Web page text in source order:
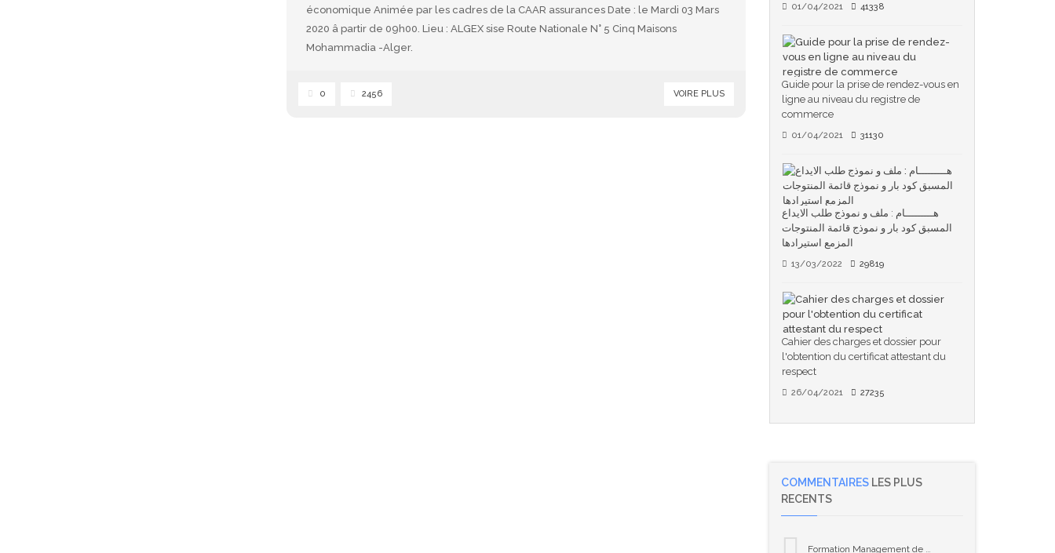
économique Animée par les cadres de la CAAR assurances Date : le Mardi 03 Mars
2020 â partir de 09h00. Lieu : ALGEX sise Route Nationale N° 5 Cinq Maisons
Mohammadia -Alger.
0 2456 VOIRE PLUS
01/04/2021 41338
Guide pour la prise de rendez-vous en
ligne au niveau du registre de
commerce
01/04/2021 31130
هـــــــــام : ملف و نموذج طلب الايداع
المسبق كود بار و نموذج قائمة المنتوجات
المزمع استيرادها
13/03/2022 29819
Cahier des charges et dossier pour
l'obtention du certificat attestant du
respect
26/04/2021 27235
COMMENTAIRESLES PLUS
RECENTS